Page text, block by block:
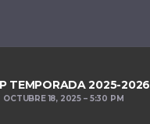
TEMPORADA 2025-2026
OCTUBRE 18, 2025 5:30 PM